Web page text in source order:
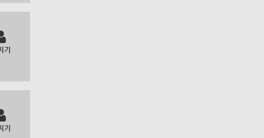
기
기